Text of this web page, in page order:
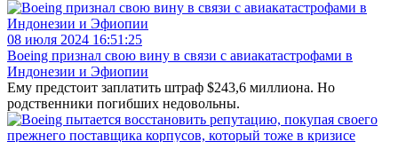
08 июля 2024 16:51:25
Boeing признал свою вину в связи с авиакатастрофами в
Индонезии и Эфиопии
Ему предстоит заплатить штраф $243,6 миллиона. Но
родственники погибших недовольны.